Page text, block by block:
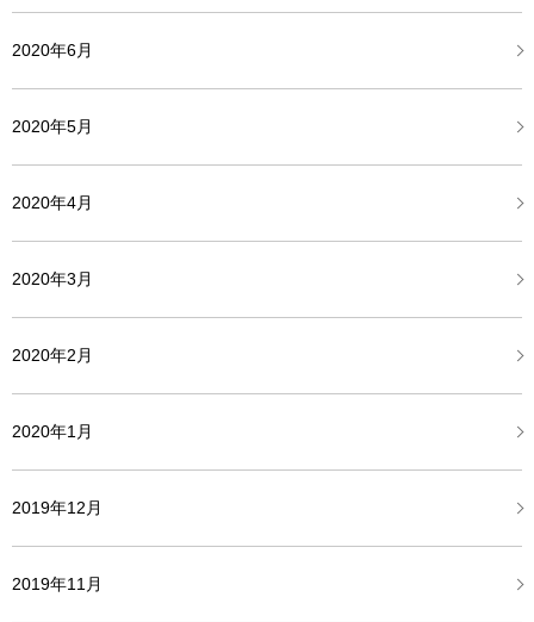
2020年6月
2020年5月
2020年4月
2020年3月
2020年2月
2020年1月
2019年12月
2019年11月